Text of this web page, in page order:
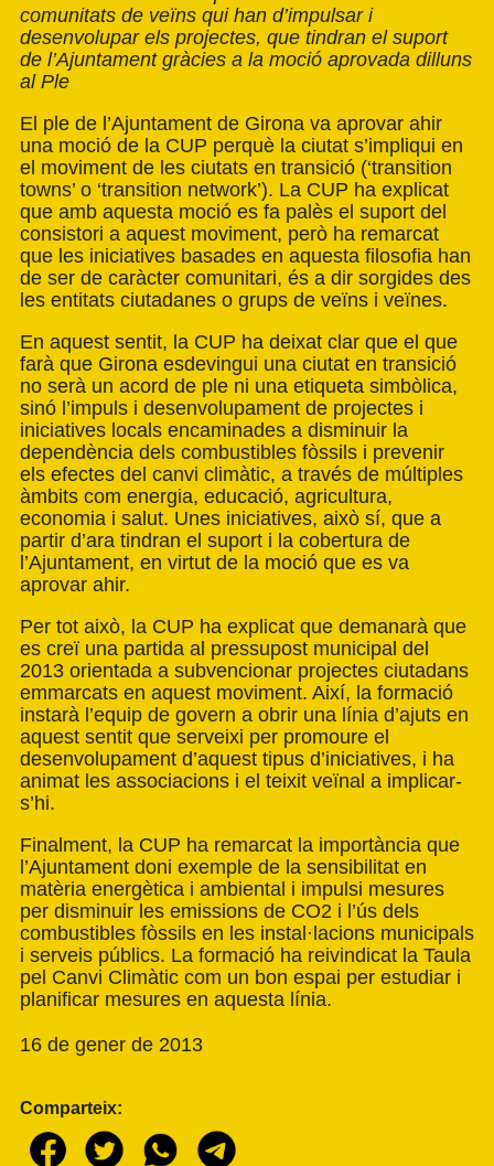
comunitats de veïns qui han d’impulsar i
desenvolupar els projectes, que tindran el suport
de l’Ajuntament gràcies a la moció aprovada dilluns
al Ple
El ple de l’Ajuntament de Girona va aprovar ahir
una moció de la CUP perquè la ciutat s’impliqui en
el moviment de les ciutats en transició (‘transition
towns’ o ‘transition network’). La CUP ha explicat
que amb aquesta moció es fa palès el suport del
consistori a aquest moviment, però ha remarcat
que les iniciatives basades en aquesta filosofia han
de ser de caràcter comunitari, és a dir sorgides des
les entitats ciutadanes o grups de veïns i veïnes.
En aquest sentit, la CUP ha deixat clar que el que
farà que Girona esdevingui una ciutat en transició
no serà un acord de ple ni una etiqueta simbòlica,
sinó l’impuls i desenvolupament de projectes i
iniciatives locals encaminades a disminuir la
dependència dels combustibles fòssils i prevenir
els efectes del canvi climàtic, a través de múltiples
àmbits com energia, educació, agricultura,
economia i salut. Unes iniciatives, això sí, que a
partir d’ara tindran el suport i la cobertura de
l’Ajuntament, en virtut de la moció que es va
aprovar ahir.
Per tot això, la CUP ha explicat que demanarà que
es creï una partida al pressupost municipal del
2013 orientada a subvencionar projectes ciutadans
emmarcats en aquest moviment. Així, la formació
instarà l’equip de govern a obrir una línia d’ajuts en
aquest sentit que serveixi per promoure el
desenvolupament d’aquest tipus d’iniciatives, i ha
animat les associacions i el teixit veïnal a implicar-
s’hi.
Finalment, la CUP ha remarcat la importància que
l’Ajuntament doni exemple de la sensibilitat en
matèria energètica i ambiental i impulsi mesures
per disminuir les emissions de CO2 i l’ús dels
combustibles fòssils en les instal·lacions municipals
i serveis públics. La formació ha reivindicat la Taula
pel Canvi Climàtic com un bon espai per estudiar i
planificar mesures en aquesta línia.
16 de gener de 2013
Comparteix: